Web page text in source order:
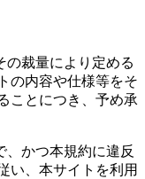
の裁量により定める
の内容や仕様等をそ
ことにつき、予め承
、かつ本規約に違反
い、本サイトを利用